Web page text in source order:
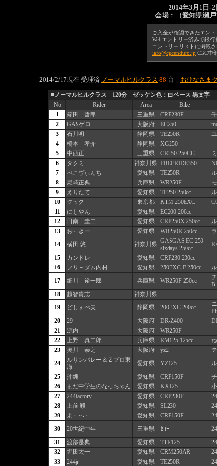
2014年3月1日
会場：（愛知県瀬
ご入金が確認できたエン
Webエントリー済みで銀
エントリーリストに掲載
info@cgcenduro.jp CGC中
2014/2/17現在 受理済 ノーマルヒルクラス 88 台 おひなさま
■ノーマルヒルクラス 120分 ゼッケン色：白ベース 黒文字
No
Rider Area
Bike
1
篠田 哲郎 三重県 CRF230F
2
GASゲロ 大阪府 EC250
3
石川明 静岡県 TE250R
4
橋本 孝介 静岡県
XG250
5
中西正 三重県 CR250 250CC
6
タクミ 神奈川県 FREERIDE350
7
べこヴぃんち 愛知県 TE250R
8
尾崎正典 兵庫県 WR250F
9
えりたて 愛知県 TE250 250cc
10
クック 東京都 KTM 250EXC
11
にしやん 愛知県
EC200 200cc
12
日南 圭二 愛知県 CRF250X 250cc
13
おっきー 愛知県 WR250R 250cc
14
横田 悠 神奈川県 GASGAS EC 250
sixdays 250cc
15
カンドレ 愛知県
CRF230 230cc
16
フリ－ダム内村 愛知県 250EXC-F 250cc
17
細川 裕一郎 兵庫県 WR250F 250cc
B
18
越智貴志
神奈川県
19
どじぇべ夫 静岡県 200EXC 200cc
20
29 大阪府 DR-Z400
21
源内 大阪府
WR250F
22
上野 真二郎 兵庫県 RM125 125cc
23
奥川 泰之 大阪府 yz2
24
ルサンバレー＆Ｚプロ東
海
愛知県 YZ125
25
沖縄 愛知県 CRF150F
26
まだ中学生のなっちゃん 愛知県 KX125
27
244factory 愛知県 CRF230F
28
上前 毅 愛知県 SL230
29
よ～へ～ 愛知県 CRF150F
30
20世紀中年 三重県 ｾﾛｰ
31
渡部是典 愛知県 TTR125
32
堀田太一 愛知県 CRM250AR
33
244jr 愛知県 TE250R